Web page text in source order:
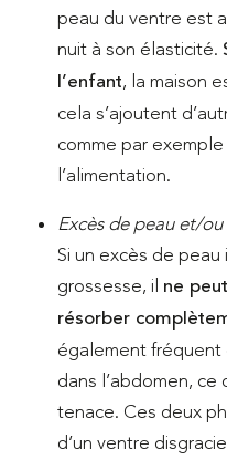
peau du ventre est
nuit à son élasticité.
l’enfant, la maison
cela s’ajoutent
comme par
l’alimentation.
Excès de peau et/
Si un excès de
grossesse, il ne
résorber
également fréquent
dans l’abdomen,
tenace. Ces deux
d’un ventre